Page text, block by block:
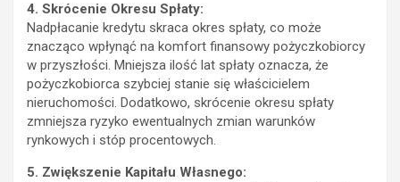
4. Skrócenie Okresu Spłaty:
Nadpłacanie kredytu skraca okres spłaty, co może
znacząco wpłynąć na komfort finansowy pożyczkobiorcy
w przyszłości. Mniejsza ilość lat spłaty oznacza, że
pożyczkobiorca szybciej stanie się właścicielem
nieruchomości. Dodatkowo, skrócenie okresu spłaty
zmniejsza ryzyko ewentualnych zmian warunków
rynkowych i stóp procentowych.
5. Zwiększenie Kapitału Własnego: